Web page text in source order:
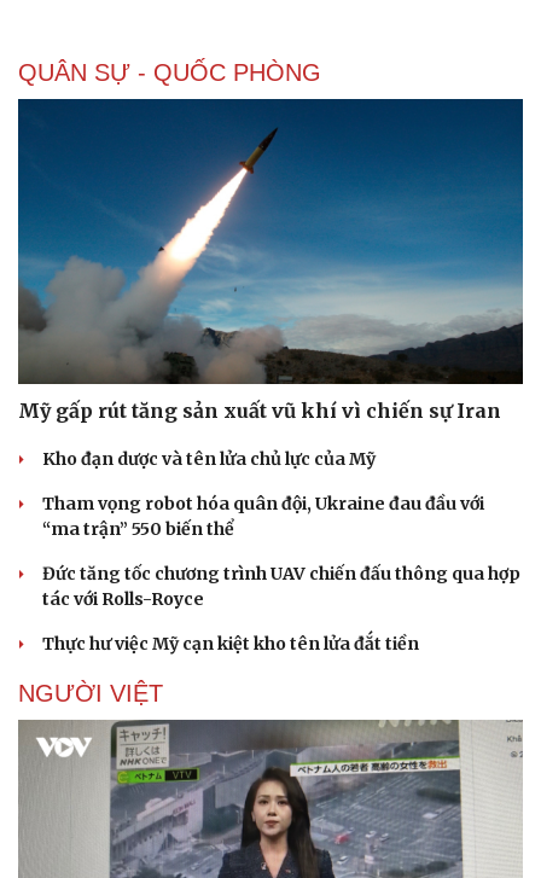
Vì cộng đồng
Trải nghiệm
QUÂN SỰ - QUỐC PHÒNG
Mỹ gấp rút tăng sản xuất vũ khí vì chiến sự Iran
Kho đạn dược và tên lửa chủ lực của Mỹ
Tham vọng robot hóa quân đội, Ukraine đau đầu với
“ma trận” 550 biến thể
Đức tăng tốc chương trình UAV chiến đấu thông qua hợp
tác với Rolls-Royce
Thực hư việc Mỹ cạn kiệt kho tên lửa đắt tiền
NGƯỜI VIỆT